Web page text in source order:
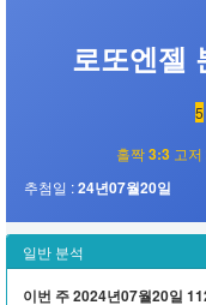
로또엔젤
5
홀짝3:3 고저
추첨일 :24년07월20일
일반 분석
이번 주 2024년07월20일